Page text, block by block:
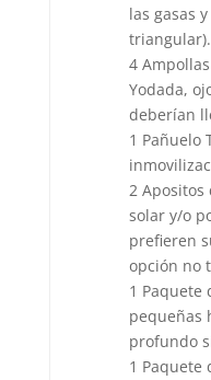
las gasas
triangular).
4
Yodada,
deberían
1 Pañuelo
2
solar y/o
prefieren
opción no
1 Paquete
pequeñas
profundo
1 Paquete